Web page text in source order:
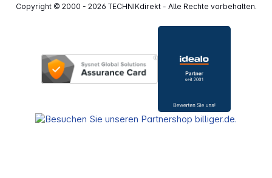
Copyright © 2000 - 2026 TECHNIKdirekt - Alle Rechte vorbehalten.